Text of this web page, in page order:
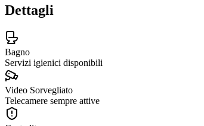
Dettagli
Bagno
Servizi igienici disponibili
Video Sorvegliato
Telecamere sempre attive